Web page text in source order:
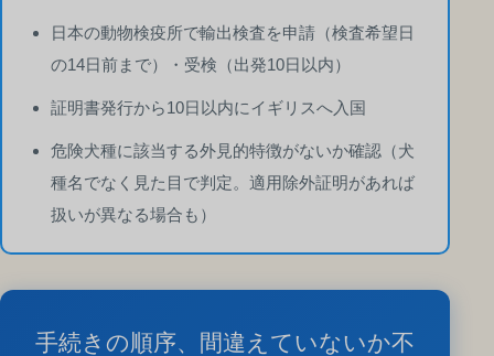
日本の動物検疫所で輸出検査を申請（検査希望日
の14日前まで）・受検（出発10日以内）
証明書発行から10日以内にイギリスへ入国
危険犬種に該当する外見的特徴がないか確認（犬
種名でなく見た目で判定。適用除外証明があれば
扱いが異なる場合も）
手続きの順序、間違えていないか不